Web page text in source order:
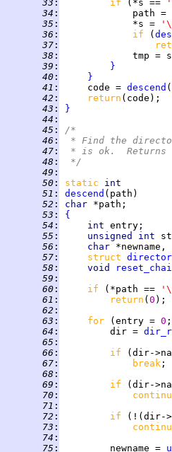
  33
: if (*s ==
  34
:
  35
:
             *s =
  36
: if (
  37
:
  38
:
tmp =
  39
:
}
  40
:
}
  41
:
     code =
descend
  42
: return
  43
:
}
  44
:
  45
:
/*
  46
:
* Find the
  47
:
* is ok.  Returns
  48
:
*/
  49
:
  50
: static
int
  51
: descend
  52
: char
  53
:
{
  54
: int
  55
:
unsigned int
  56
: char
  57
: struct
  58
: void
  59
:
  60
: if (*path ==
  61
: return ( 0
  62
:
  63
: for (entry = 0
  64
:
         dir =
  65
:
  66
: if
(dir-
  67
: break
  68
:
  69
: if
(dir-
  70
:
  71
:
  72
: if
(!(dir-
  73
:
  74
:
  75
:
         newname =